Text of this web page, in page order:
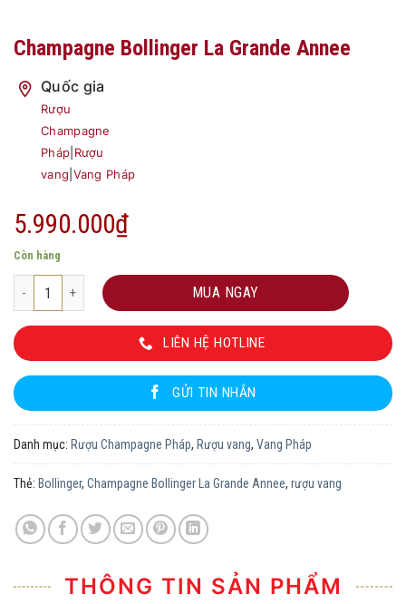
Champagne Bollinger La Grande Annee
Quốc gia
Rượu
Champagne
Pháp Rượu
vang Vang Pháp
5.990.000₫
Còn hàng
Champagne Bollinger La Grande Annee số lượng
MUA NGAY
LIÊN HỆ HOTLINE
GỬI TIN NHẮN
Danh mục: Rượu Champagne Pháp, Rượu vang, Vang Pháp
Thẻ: Bollinger, Champagne Bollinger La Grande Annee, rượu vang
THÔNG TIN SẢN PHẨM